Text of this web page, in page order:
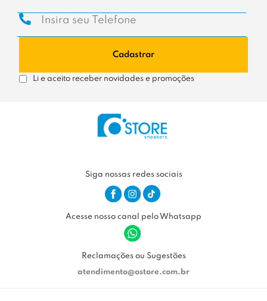
Cadastrar
Li e aceito receber novidades e promoções
Siga nossas redes sociais
Acesse nosso canal pelo Whatsapp
Reclamações ou Sugestões
atendimento@ostore.com.br